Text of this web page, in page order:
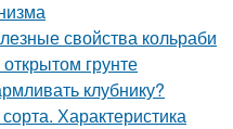
свойства кольраби
грунте
клубнику?
Характеристика